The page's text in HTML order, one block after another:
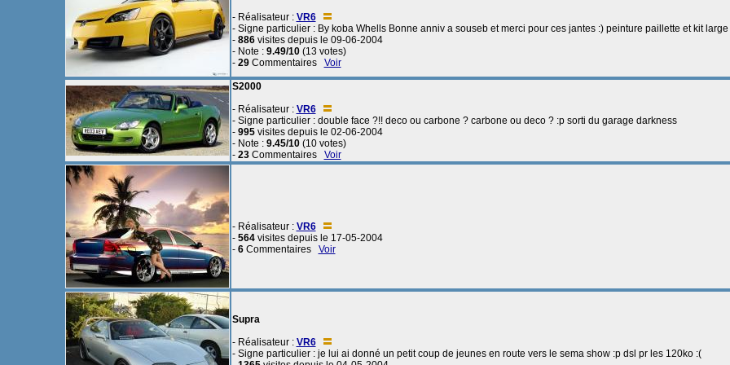
- Réalisateur : VR6
- Signe particulier : By koba Whells Bonne anniv a souseb et merci pour ces jantes :) peinture paillette et kit large
- 886visites depuis le 09-06-2004
- Note : 9.49/10(13 votes)
- 29Commentaires Voir
S2000
- Réalisateur : VR6
- Signe particulier : double face ?!! deco ou carbone ? carbone ou deco ? :p sorti du garage darkness
- 995visites depuis le 02-06-2004
- Note : 9.45/10(10 votes)
- 23Commentaires Voir
- Réalisateur : VR6
- 564visites depuis le 17-05-2004
- 6Commentaires Voir
Supra
- Réalisateur : VR6
- Signe particulier : je lui ai donné un petit coup de jeunes en route vers le sema show :p dsl pr les 120ko :(